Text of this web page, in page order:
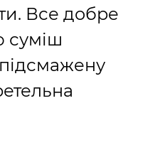
Все добре
суміш